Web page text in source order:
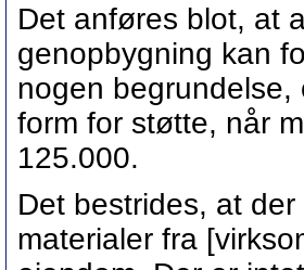
Det anføres blot, at
genopbygning kan
nogen
form for støtte, når
125.000.
Det bestrides, at
materialer fra